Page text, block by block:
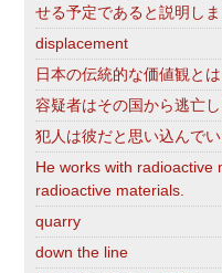
せる予定であると説明しま
displacement
日本の伝統的な価値観と
容疑者はその国から逃亡し
犯人は彼だと思い込んでい
He works with radioactive
radioactive materials.
quarry
down the line